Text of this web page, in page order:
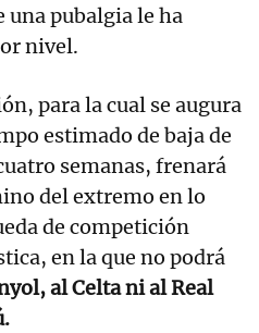
una pubalgia le ha
nivel.
para la cual se augura
estimado de baja de
semanas, frenará
del extremo en lo
de competición
en la que no podrá
al Celta ni al Real